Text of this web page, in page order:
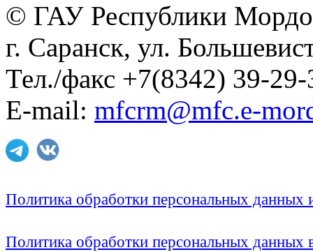
© ГАУ Республики
г. Саранск, ул.
Тел./факс +7(8342) 39-29-
E-mail: mfcrm@mfc.e-
Политика обработки персональных
Политика обработки персональных